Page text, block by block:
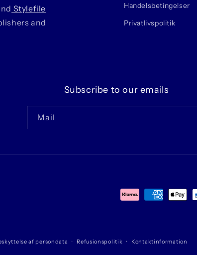
Stylefile
and
Handelsbetingelser
Privatlivspolitik
Subscribe to our emails
Mail
Betalingsmetoder
af persondata Refusionspolitik Kontaktinformation